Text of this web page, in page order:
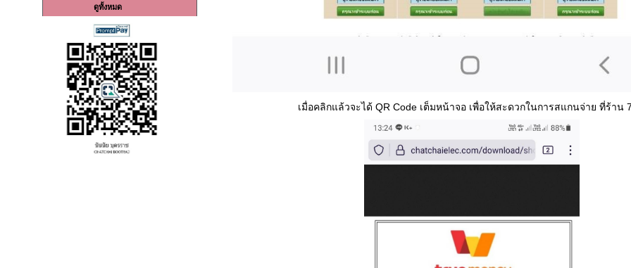
ดูทั้งหมด
เมื่อคลิกแล้วจะได้ QR Code เต็มหน้าจอ เพื่อให้สะดวกในการสแกนจ่าย ที่ร้าน